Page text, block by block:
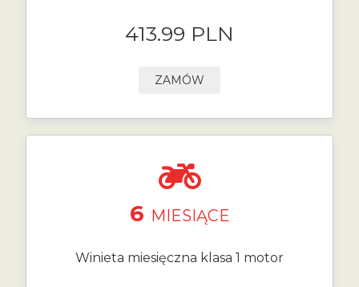
413.99 PLN
ZAMÓW
6 MIESIĄCE
Winieta miesięczna klasa 1 motor